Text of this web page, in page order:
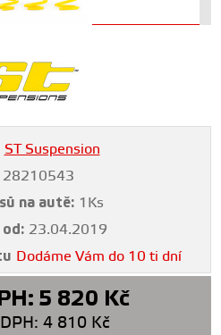
ST Suspension
28210543
na autě: 1Ks
od: 23.04.2019
Dodáme Vám do 10 ti dní
5 820 Kč
4 810 Kč